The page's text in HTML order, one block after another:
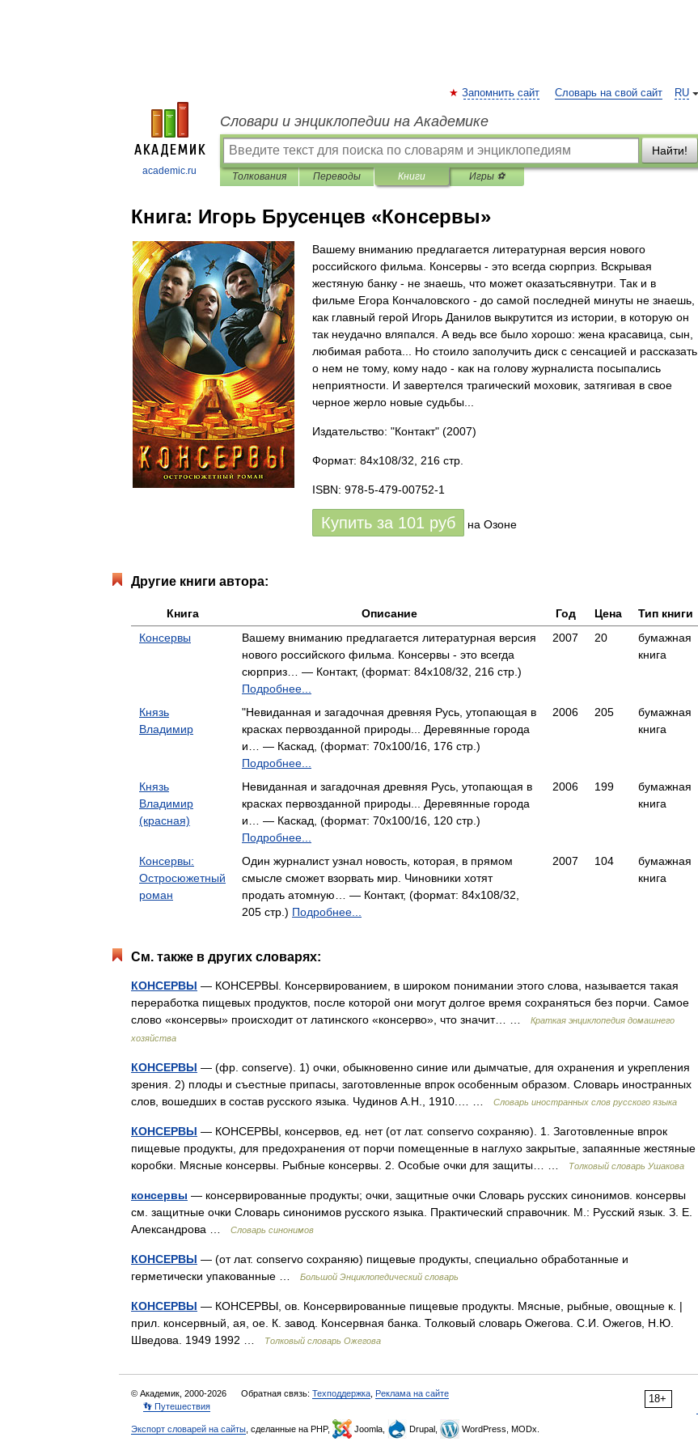
academic.ru
RU
Запомнить сайт Словарь на свой сайт
Словари и энциклопедии на Академике
Найти!
Толкования Переводы Книги Игры ⚽
Книга: Игорь Брусенцев «Консервы»
Вашему вниманию предлагается литературная версия нового
российского фильма. Консервы - это всегда сюрприз. Вскрывая
жестяную банку - не знаешь, что может оказатьсявнутри. Так и в
фильме Егора Кончаловского - до самой последней минуты не знаешь,
как главный герой Игорь Данилов выкрутится из истории, в которую он
так неудачно вляпался. А ведь все было хорошо: жена красавица, сын,
любимая работа... Но стоило заполучить диск с сенсацией и рассказать
о нем не тому, кому надо - как на голову журналиста посыпались
неприятности. И завертелся трагический моховик, затягивая в свое
черное жерло новые судьбы...
Издательство: "Контакт" (2007)
Формат: 84x108/32, 216 стр.
ISBN: 978-5-479-00752-1
Купить за 101 руб на Озоне
Другие книги автора:
Книга Описание Год Цена
Тип книги
Консервы
Вашему вниманию предлагается литературная версия
нового российского фильма. Консервы - это всегда
сюрприз… — Контакт, (формат: 84x108/32, 216 стр.)
Подробнее...
2007 20
бумажная
книга
Князь
Владимир
"Невиданная и загадочная древняя Русь, утопающая в
красках первозданной природы... Деревянные города
и… — Каскад, (формат: 70x100/16, 176 стр.)
Подробнее...
2006 205
бумажная
книга
Князь
Владимир
(красная)
Невиданная и загадочная древняя Русь, утопающая в
красках первозданной природы... Деревянные города
и… — Каскад, (формат: 70x100/16, 120 стр.)
Подробнее...
2006 199
бумажная
книга
Консервы:
Остросюжетный
роман
Один журналист узнал новость, которая, в прямом
смысле сможет взорвать мир. Чиновники хотят
продать атомную… — Контакт, (формат: 84x108/32,
205 стр.) Подробнее...
2007 104
бумажная
книга
См. также в других словарях:
КОНСЕРВЫ — КОНСЕРВЫ. Консервированием, в широком понимании этого слова, называется такая
переработка пищевых продуктов, после которой они могут долгое время сохраняться без порчи. Самое
слово «консервы» происходит от латинского «консерво», что значит… …
Краткая энциклопедия домашнего
хозяйства
КОНСЕРВЫ — (фр. conserve). 1) очки, обыкновенно синие или дымчатые, для охранения и укрепления
зрения. 2) плоды и съестные припасы, заготовленные впрок особенным образом. Словарь иностранных
слов, вошедших в состав русского языка. Чудинов А.Н., 1910.… …
Словарь иностранных слов русского языка
КОНСЕРВЫ — КОНСЕРВЫ, консервов, ед. нет (от лат. conservo сохраняю). 1. Заготовленные впрок
пищевые продукты, для предохранения от порчи помещенные в наглухо закрытые, запаянные жестяные
коробки. Мясные консервы. Рыбные консервы. 2. Особые очки для защиты… …
Толковый словарь Ушакова
консервы — консервированные продукты; очки, защитные очки Словарь русских синонимов. консервы
см. защитные очки Словарь синонимов русского языка. Практический справочник. М.: Русский язык. З. Е.
Александрова …
Словарь синонимов
КОНСЕРВЫ — (от лат. conservo сохраняю) пищевые продукты, специально обработанные и
герметически упакованные …
Большой Энциклопедический словарь
КОНСЕРВЫ — КОНСЕРВЫ, ов. Консервированные пищевые продукты. Мясные, рыбные, овощные к. |
прил. консервный, ая, ое. К. завод. Консервная банка. Толковый словарь Ожегова. С.И. Ожегов, Н.Ю.
Шведова. 1949 1992 …
Толковый словарь Ожегова
18+
© Академик, 2000-2026 Обратная связь: Техподдержка Реклама на сайте
👣 Путешествия
Экспорт словарей на сайты , сделанные на PHP, Joomla, Drupal, WordPress, MODx.